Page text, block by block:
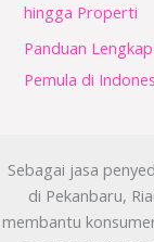
hingga Properti
Panduan
Pemula di
Sebagai jasa
di Pekanbaru,
membantu